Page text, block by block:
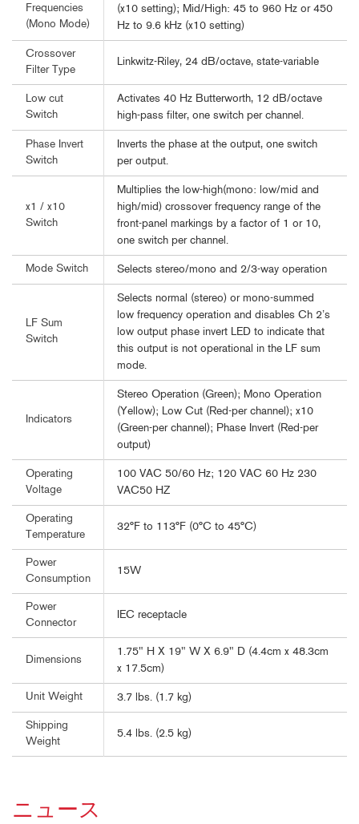
Frequencies
(Mono Mode)
(x10 setting); Mid/High: 45 to 960 Hz or 450
Hz to 9.6 kHz (x10 setting)
Crossover
Filter Type
Linkwitz-Riley, 24 dB/octave, state-variable
Low cut
Switch
Activates 40 Hz Butterworth, 12 dB/octave
high-pass filter, one switch per channel.
Phase Invert
Switch
Inverts the phase at the output, one switch
per output.
x1 / x10
Switch
Multiplies the low-high(mono: low/mid and
high/mid) crossover frequency range of the
front-panel markings by a factor of 1 or 10,
one switch per channel.
Mode Switch Selects stereo/mono and 2/3-way operation
LF Sum
Switch
Selects normal (stereo) or mono-summed
low frequency operation and disables Ch 2’s
low output phase invert LED to indicate that
this output is not operational in the LF sum
mode.
Indicators
Stereo Operation (Green); Mono Operation
(Yellow); Low Cut (Red-per channel); x10
(Green-per channel); Phase Invert (Red-per
output)
Operating
Voltage
100 VAC 50/60 Hz; 120 VAC 60 Hz 230
VAC50 HZ
Operating
Temperature
32°F to 113°F (0°C to 45°C)
Power
Consumption
15W
Power
Connector
IEC receptacle
Dimensions
1.75" H X 19" W X 6.9" D (4.4cm x 48.3cm
x 17.5cm)
Unit Weight 3.7 lbs. (1.7 kg)
Shipping
Weight
5.4 lbs. (2.5 kg)
ニュース